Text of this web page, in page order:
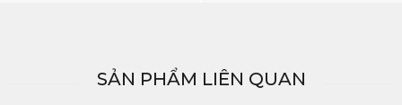
SẢN PHẨM LIÊN QUAN